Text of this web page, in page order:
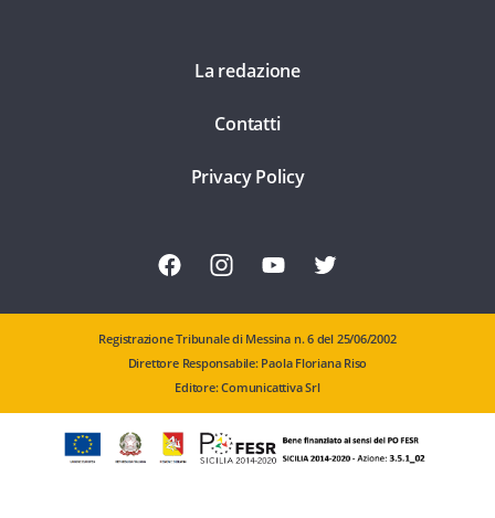
La redazione
Contatti
Privacy Policy
Registrazione Tribunale di Messina n. 6 del 25/06/2002
Direttore Responsabile: Paola Floriana Riso
Editore: Comunicattiva Srl